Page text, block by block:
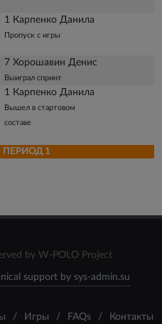
1 Карпенко Данила
Пропуск с игры
7 Хорошавин Денис
Выиграл спринт
1 Карпенко Данила
Вышел в стартовом
составе
ПЕРИОД 1
by W-POLO Project
support by sys-admin.su
/ Игры / FAQs / Контакты